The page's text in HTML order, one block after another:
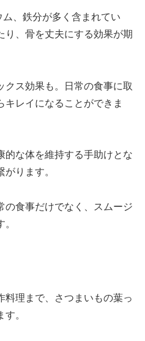
、鉄分が多く含まれてい
り、骨を丈夫にする効果が期
クス効果も。日常の食事に取
キレイになることができま
的な体を維持する手助けとな
ります。
の食事だけでなく、スムージ
料理まで、さつまいもの葉っ
。